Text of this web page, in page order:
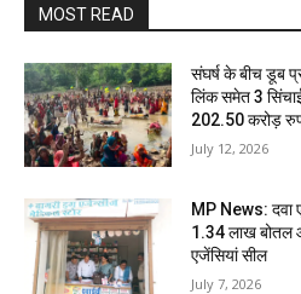
MOST READ
संघर्ष के बीच डूब
लिंक समेत 3
202.50 करोड़
July 12, 2026
MP News: दवा
1.34 लाख बोतल
एजेंसियां सील
July 7, 2026